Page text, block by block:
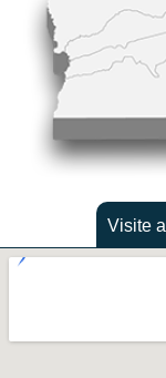
Visite a